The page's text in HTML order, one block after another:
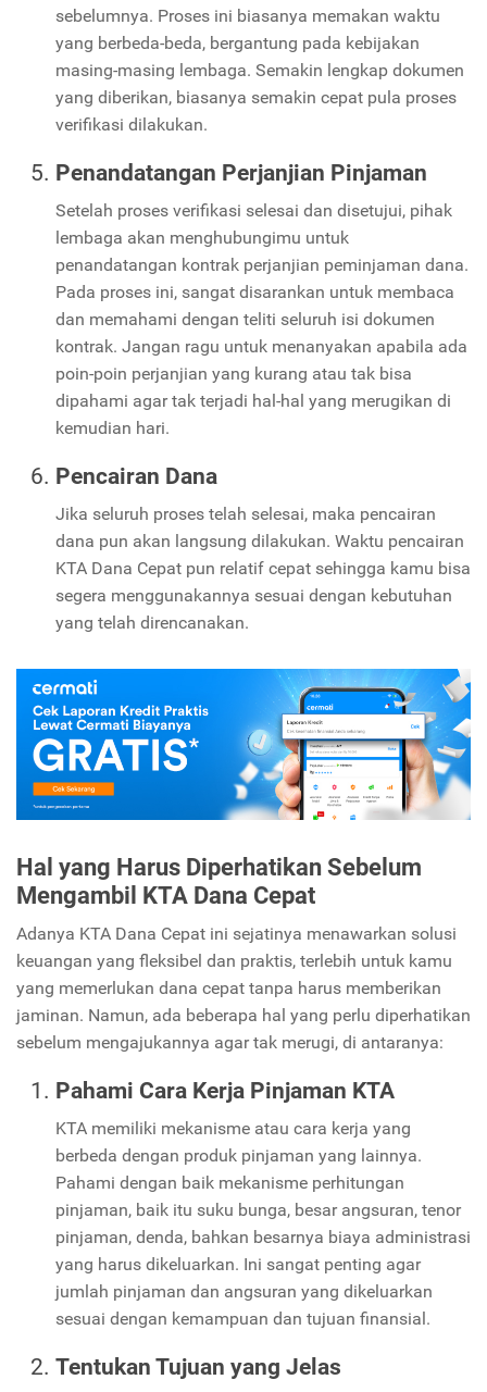
sebelumnya. Proses ini biasanya memakan waktu
yang berbeda-beda, bergantung pada kebijakan
masing-masing lembaga. Semakin lengkap dokumen
yang diberikan, biasanya semakin cepat pula proses
verifikasi dilakukan.
Penandatangan Perjanjian Pinjaman
Setelah proses verifikasi selesai dan disetujui, pihak
lembaga akan menghubungimu untuk
penandatangan kontrak perjanjian peminjaman dana.
Pada proses ini, sangat disarankan untuk membaca
dan memahami dengan teliti seluruh isi dokumen
kontrak. Jangan ragu untuk menanyakan apabila ada
poin-poin perjanjian yang kurang atau tak bisa
dipahami agar tak terjadi hal-hal yang merugikan di
kemudian hari.
Pencairan Dana
Jika seluruh proses telah selesai, maka pencairan
dana pun akan langsung dilakukan. Waktu pencairan
KTA Dana Cepat pun relatif cepat sehingga kamu bisa
segera menggunakannya sesuai dengan kebutuhan
yang telah direncanakan.
Hal yang Harus Diperhatikan Sebelum
Mengambil KTA Dana Cepat
Adanya KTA Dana Cepat ini sejatinya menawarkan solusi
keuangan yang fleksibel dan praktis, terlebih untuk kamu
yang memerlukan dana cepat tanpa harus memberikan
jaminan. Namun, ada beberapa hal yang perlu diperhatikan
sebelum mengajukannya agar tak merugi, di antaranya:
Pahami Cara Kerja Pinjaman KTA
KTA memiliki mekanisme atau cara kerja yang
berbeda dengan produk pinjaman yang lainnya.
Pahami dengan baik mekanisme perhitungan
pinjaman, baik itu suku bunga, besar angsuran, tenor
pinjaman, denda, bahkan besarnya biaya administrasi
yang harus dikeluarkan. Ini sangat penting agar
jumlah pinjaman dan angsuran yang dikeluarkan
sesuai dengan kemampuan dan tujuan finansial.
Tentukan Tujuan yang Jelas